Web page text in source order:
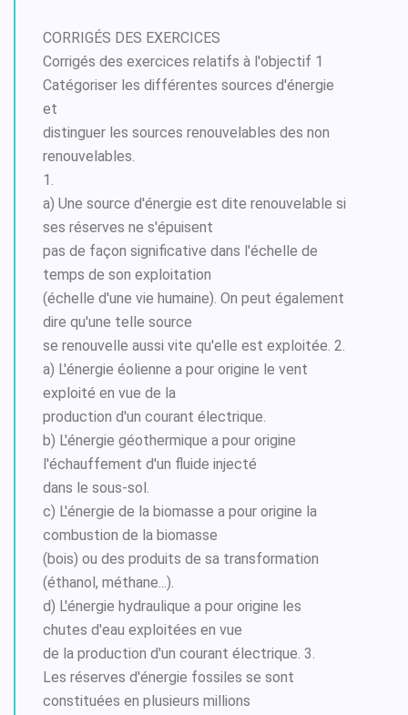
CORRIGÉS DES EXERCICES
Corrigés des exercices relatifs à l'objectif 1
Catégoriser les différentes sources d'énergie
et
distinguer les sources renouvelables des non
renouvelables.
1.
a) Une source d'énergie est dite renouvelable si
ses réserves ne s'épuisent
pas de façon significative dans l'échelle de
temps de son exploitation
(échelle d'une vie humaine). On peut également
dire qu'une telle source
se renouvelle aussi vite qu'elle est exploitée. 2.
a) L'énergie éolienne a pour origine le vent
exploité en vue de la
production d'un courant électrique.
b) L'énergie géothermique a pour origine
l'échauffement d'un fluide injecté
dans le sous-sol.
c) L'énergie de la biomasse a pour origine la
combustion de la biomasse
(bois) ou des produits de sa transformation
(éthanol, méthane...).
d) L'énergie hydraulique a pour origine les
chutes d'eau exploitées en vue
de la production d'un courant électrique. 3.
Les réserves d'énergie fossiles se sont
constituées en plusieurs millions